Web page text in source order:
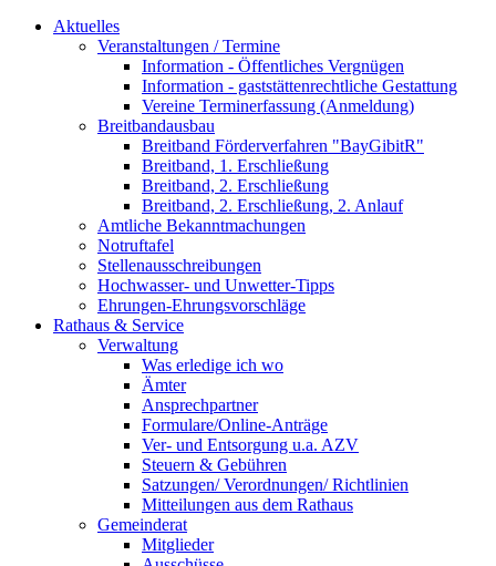
Aktuelles
Veranstaltungen / Termine
Information - Öffentliches Vergnügen
Information - gaststättenrechtliche Gestattung
Vereine Terminerfassung (Anmeldung)
Breitbandausbau
Breitband Förderverfahren "BayGibitR"
Breitband, 1. Erschließung
Breitband, 2. Erschließung
Breitband, 2. Erschließung, 2. Anlauf
Amtliche Bekanntmachungen
Notruftafel
Stellenausschreibungen
Hochwasser- und Unwetter-Tipps
Ehrungen-Ehrungsvorschläge
Rathaus & Service
Verwaltung
Was erledige ich wo
Ämter
Ansprechpartner
Formulare/Online-Anträge
Ver- und Entsorgung u.a. AZV
Steuern & Gebühren
Satzungen/ Verordnungen/ Richtlinien
Mitteilungen aus dem Rathaus
Gemeinderat
Mitglieder